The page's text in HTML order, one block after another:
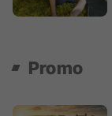
Promo